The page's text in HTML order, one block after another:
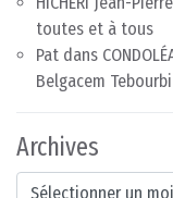
toutes et à tous
Pat dans
Belgacem
Archives
Archives